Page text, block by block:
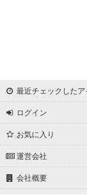
最近チェックしたア
ログイン
お気に入り
運営会社
会社概要